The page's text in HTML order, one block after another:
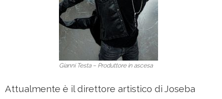
Gianni Testa – Produttore in ascesa
Attualmente è il direttore artistico di Joseba